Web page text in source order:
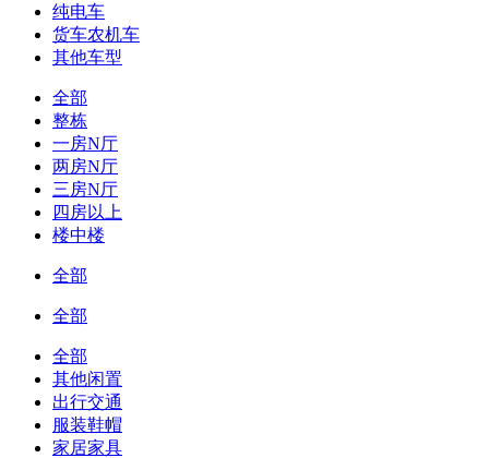
纯电车
货车农机车
其他车型
全部
整栋
一房N厅
两房N厅
三房N厅
四房以上
楼中楼
全部
全部
全部
其他闲置
出行交通
服装鞋帽
家居家具